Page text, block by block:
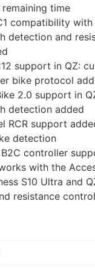
time
compatibility with
detection and
support in QZ:
bike protocol
2.0 support in
detection added
RCR support
detection
controller
with the
S10 Ultra and
resistance